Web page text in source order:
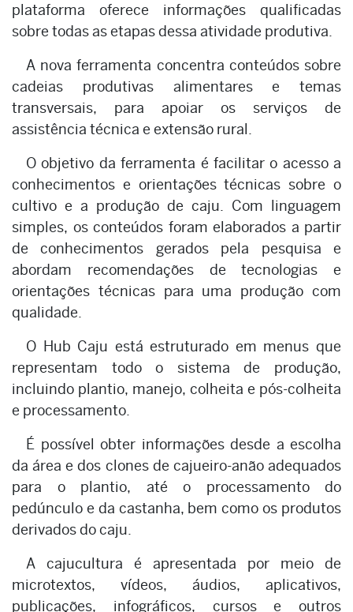
plataforma oferece informações qualificadas
sobre todas as etapas dessa atividade produtiva.
A nova ferramenta concentra conteúdos sobre
cadeias produtivas alimentares e temas
transversais, para apoiar os serviços de
assistência técnica e extensão rural.
O objetivo da ferramenta é facilitar o acesso a
conhecimentos e orientações técnicas sobre o
cultivo e a produção de caju. Com linguagem
simples, os conteúdos foram elaborados a partir
de conhecimentos gerados pela pesquisa e
abordam recomendações de tecnologias e
orientações técnicas para uma produção com
qualidade.
O Hub Caju está estruturado em menus que
representam todo o sistema de produção,
incluindo plantio, manejo, colheita e pós-colheita
e processamento.
É possível obter informações desde a escolha
da área e dos clones de cajueiro-anão adequados
para o plantio, até o processamento do
pedúnculo e da castanha, bem como os produtos
derivados do caju.
A cajucultura é apresentada por meio de
microtextos, vídeos, áudios, aplicativos,
publicações, infográficos, cursos e outros